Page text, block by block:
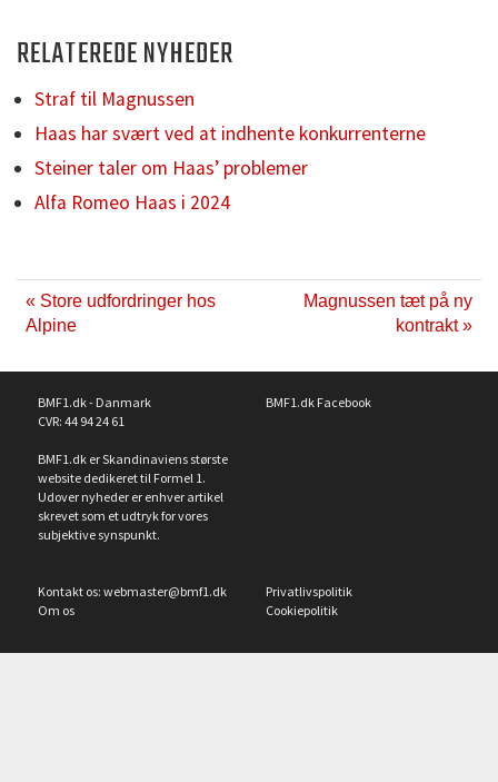
RELATEREDE NYHEDER
Straf til Magnussen
Haas har svært ved at indhente konkurrenterne
Steiner taler om Haas’ problemer
Alfa Romeo Haas i 2024
« Store udfordringer hos
Alpine
Magnussen tæt på ny
kontrakt »
BMF1.dk - Danmark
CVR: 44 94 24 61
BMF1.dk er Skandinaviens største
website dedikeret til Formel 1.
Udover nyheder er enhver artikel
skrevet som et udtryk for vores
subjektive synspunkt.
BMF1.dk Facebook
Kontakt os: webmaster@bmf1.dk
Om os
Privatlivspolitik
Cookiepolitik